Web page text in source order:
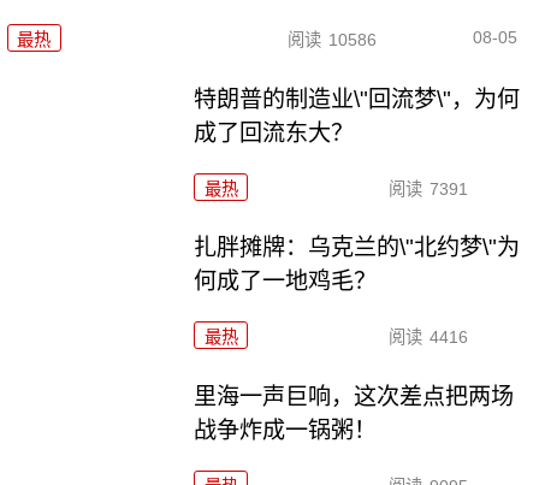
最热 阅读 10586 08-05
特朗普的制造业\"回流梦\"，为何
成了回流东大？
最热 阅读 7391
扎胖摊牌：乌克兰的\"北约梦\"为
何成了一地鸡毛？
最热 阅读 4416
里海一声巨响，这次差点把两场
战争炸成一锅粥！